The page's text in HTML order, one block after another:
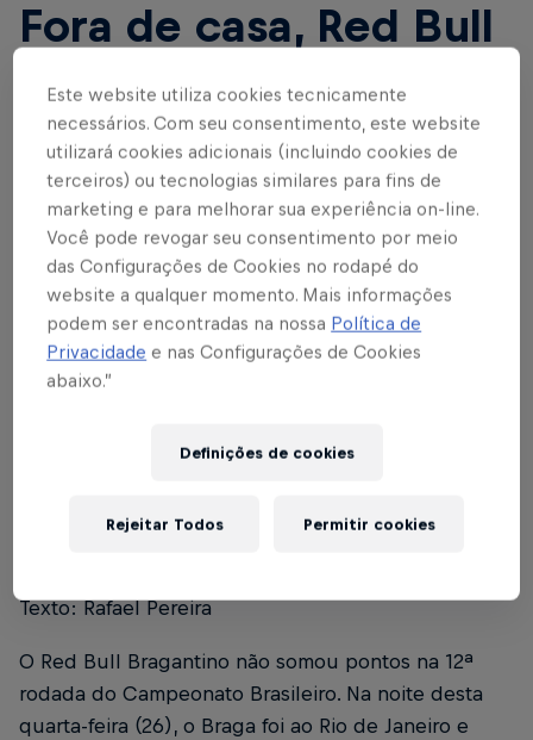
Fora de casa, Red Bull
Bragantino perde para
o Botafogo por 2 a 1
pelo Brasileirão
Escrito por Rafael Pereira
4 min de leitura
Published on27.06.2024 · 00:54 UTC
Texto: Rafael Pereira
O Red Bull Bragantino não somou pontos na 12ª
rodada do Campeonato Brasileiro. Na noite desta
quarta-feira (26), o Braga foi ao Rio de Janeiro e
Este website utiliza cookies tecnicamente
necessários. Com seu consentimento, este website
utilizará cookies adicionais (incluindo cookies de
terceiros) ou tecnologias similares para fins de
marketing e para melhorar sua experiência on-line.
Você pode revogar seu consentimento por meio
das Configurações de Cookies no rodapé do
website a qualquer momento. Mais informações
podem ser encontradas na nossa Política de
Privacidade e nas Configurações de Cookies
abaixo.”
Definições de cookies
Rejeitar Todos Permitir cookies